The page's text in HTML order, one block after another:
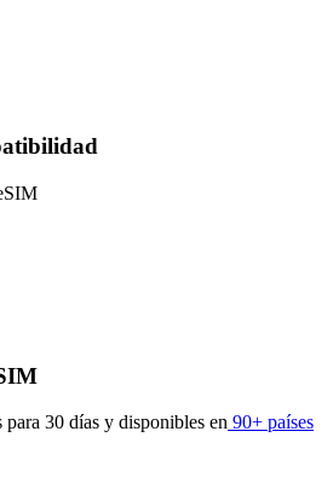
para 30 días y disponibles en 90+ países